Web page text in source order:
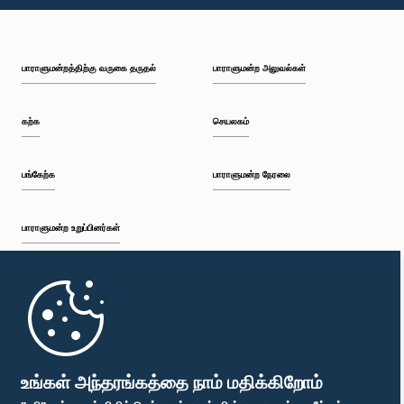
உங்கள் அந்தரங்கத்தை நாம் மதிக்கிறோம்
பி.ப. 1:49 - பி.ப. 2:03
பி.ப. 2:15 - பி.ப. 2:23
பி.ப. 2:38 - பி.ப. 2:45
பாராளுமன்றத்திற்கு வருகை தருதல்
கற்க
பங்கேற்க
பாராளுமன்ற உறுப்பினர்கள்
முதற்பக்கம்
பாராளுமன்ற அலுவல்கள்
செயலகம்
பாராளுமன்ற நேரலை
பாராளுமன்ற கையடக்க செயலி